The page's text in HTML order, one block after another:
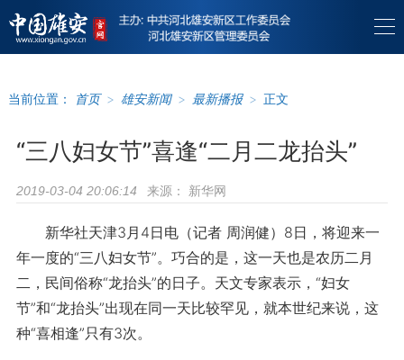
当前位置： 首页 > 雄安新闻 > 最新播报 > 正文
“三八妇女节”喜逢“二月二龙抬头”
2019-03-04 20:06:14 来源： 新华网
新华社天津3月4日电（记者 周润健）8日，将迎来一
年一度的“三八妇女节”。巧合的是，这一天也是农历二月
二，民间俗称“龙抬头”的日子。天文专家表示，“妇女
节”和“龙抬头”出现在同一天比较罕见，就本世纪来说，这
种“喜相逢”只有3次。